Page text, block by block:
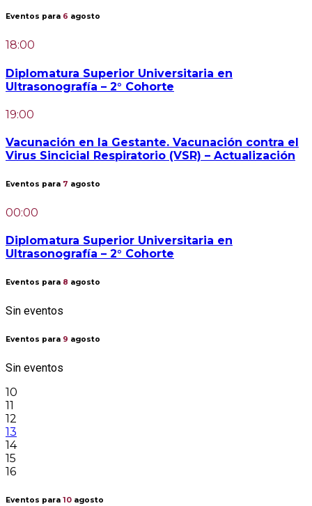
Eventos para 6 agosto
18:00
Diplomatura Superior Universitaria en
Ultrasonografía – 2° Cohorte
19:00
Vacunación en la Gestante. Vacunación contra el
Virus Sincicial Respiratorio (VSR) – Actualización
Eventos para 7 agosto
00:00
Diplomatura Superior Universitaria en
Ultrasonografía – 2° Cohorte
Eventos para 8 agosto
Sin eventos
Eventos para 9 agosto
Sin eventos
10
11
12
13
14
15
16
Eventos para 10 agosto